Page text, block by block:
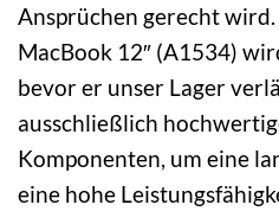
Ansprüchen gerecht
MacBook 12″ (A1534)
bevor er unser Lager
ausschließlich
Komponenten, um eine
eine hohe